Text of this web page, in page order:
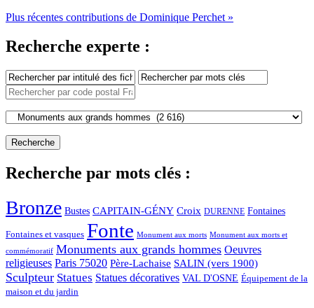
Plus récentes contributions de Dominique Perchet »
Recherche experte :
Recherche par mots clés :
Bronze Bustes CAPITAIN-GÉNY Croix DURENNE Fontaines
Fontaines et vasques Fonte Monument aux morts Monument aux morts et
commémoratif Monuments aux grands hommes Oeuvres
religieuses Paris 75020 Père-Lachaise SALIN (vers 1900)
Sculpteur Statues Statues décoratives VAL D'OSNE Équipement de la
maison et du jardin